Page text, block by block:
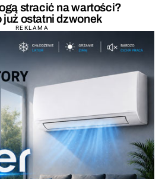
stracić na wartości?
ostatni dzwonek
REKLAMA